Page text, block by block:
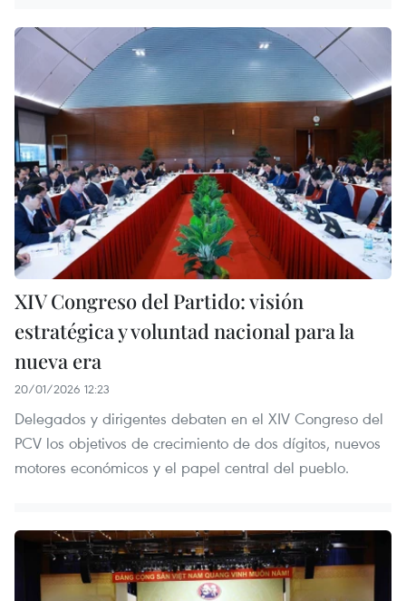
XIV Congreso del Partido: visión
estratégica y voluntad nacional para la
nueva era
20/01/2026 12:23
Delegados y dirigentes debaten en el XIV Congreso del
PCV los objetivos de crecimiento de dos dígitos, nuevos
motores económicos y el papel central del pueblo.